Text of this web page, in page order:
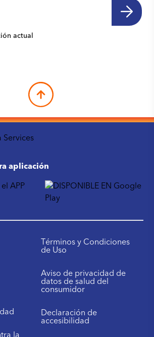
actual
aplicación
Términos y Condiciones
de Uso
Aviso de privacidad de
datos de salud del
consumidor
Declaración de
accesibilidad